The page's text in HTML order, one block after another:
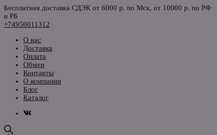
Бесплатная доставка СДЭК от 6000 р. по Мск, от 10000 р. по РФ
и РБ
+74950011312
О нас
Доставка
Оплата
Обмен
Контакты
О компании
Блог
Каталог